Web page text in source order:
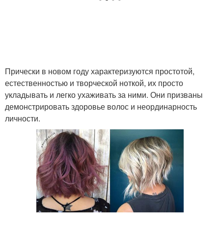
Волосы с чёлкой Короткие стрижки
Объемные стрижки
Прически в новом году характеризуются простотой,
естественностью и творческой ноткой, их просто
укладывать и легко ухаживать за ними. Они призваны
демонстрировать здоровье волос и неординарность
личности.